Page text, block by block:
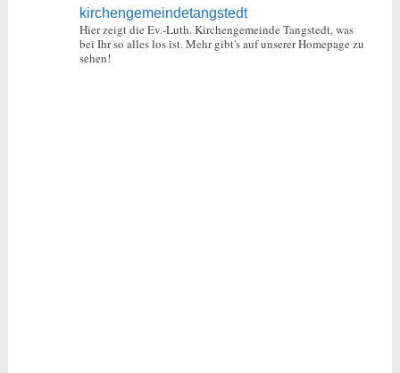
kirchengemeindetangstedt
Hier zeigt die Ev.-Luth. Kirchengemeinde Tangstedt, was
bei Ihr so alles los ist.Mehr gibt's auf unserer Homepage zu
sehen!